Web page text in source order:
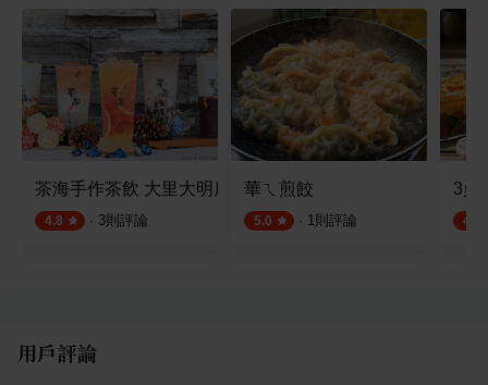
茶海手作茶飲 大里大明店
4.8 · 3則評論
華ㄟ煎餃
5.0 · 1則評論
3鼎
4.5
用戶評論